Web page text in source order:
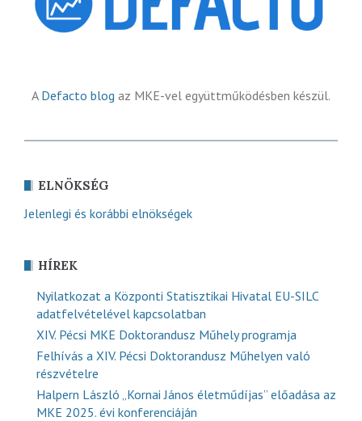
A Defacto blog az MKE-vel együttműködésben készül.
ELNÖKSÉG
Jelenlegi és korábbi elnökségek
HÍREK
Nyilatkozat a Központi Statisztikai Hivatal EU-SILC
adatfelvételével kapcsolatban
XIV. Pécsi MKE Doktorandusz Műhely programja
Felhívás a XIV. Pécsi Doktorandusz Műhelyen való
részvételre
Halpern László „Kornai János életműdíjas” előadása az
MKE 2025. évi konferenciáján